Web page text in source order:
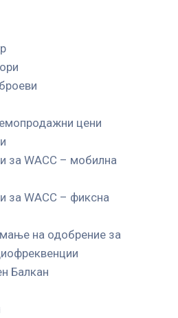
цени
за WACC – мобилна
за WACC – фиксна
на одобрение за
Балкан